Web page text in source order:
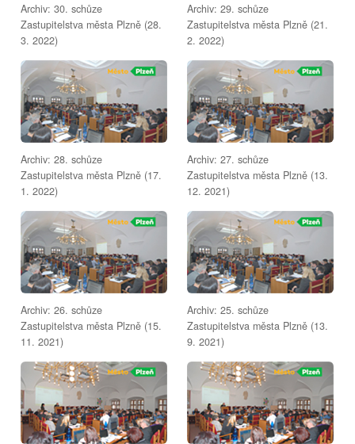
Archiv: 30. schůze
Zastupitelstva města Plzně (28.
3. 2022)
Archiv: 29. schůze
Zastupitelstva města Plzně (21.
2. 2022)
Archiv: 28. schůze
Zastupitelstva města Plzně (17.
1. 2022)
Archiv: 27. schůze
Zastupitelstva města Plzně (13.
12. 2021)
Archiv: 26. schůze
Zastupitelstva města Plzně (15.
11. 2021)
Archiv: 25. schůze
Zastupitelstva města Plzně (13.
9. 2021)